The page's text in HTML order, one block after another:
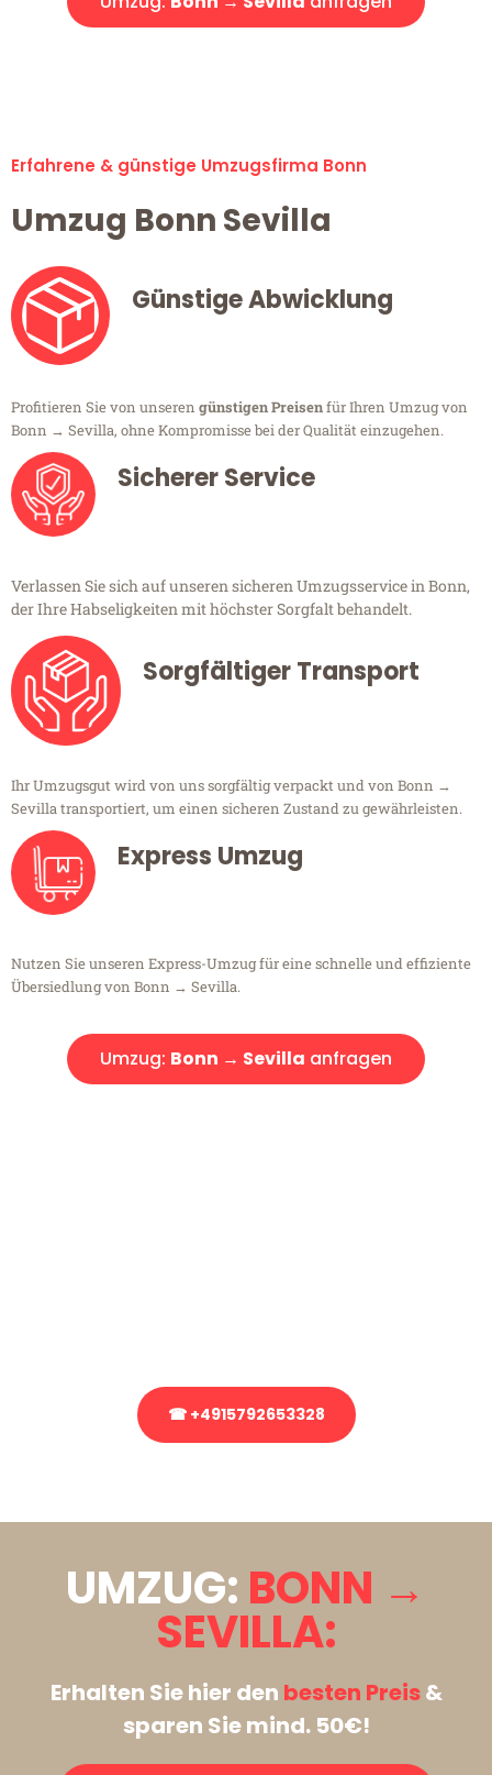
Erfahrene & günstige Umzugsfirma Bonn
Umzug Bonn Sevilla
Günstige Abwicklung
Profitieren Sie von unseren günstigen Preisenfür Ihren Umzug von
Bonn → Sevilla, ohne Kompromisse bei der Qualität einzugehen.
Sicherer Service
Verlassen Sie sich auf unseren sicheren Umzugsservice in Bonn,
der Ihre Habseligkeiten mit höchster Sorgfalt behandelt.
Sorgfältiger Transport
Ihr Umzugsgut wird von uns sorgfältig verpackt und von Bonn →
Sevilla transportiert, um einen sicheren Zustand zu gewährleisten.
Express Umzug
Nutzen Sie unseren Express-Umzug für eine schnelle und effiziente
Übersiedlung von Bonn → Sevilla.
Umzug: Bonn → Sevilla anfragen
☎ +4915792653328
UMZUG: BONN →
SEVILLA:
Erhalten Sie hier den besten Preis&
sparen Sie mind. 50€!